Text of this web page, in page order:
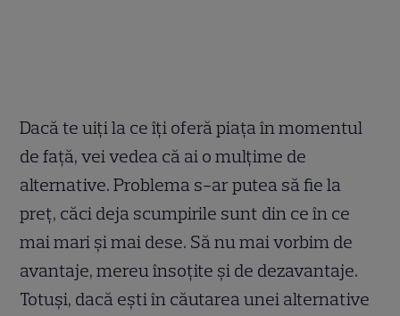
Dacă te uiți la ce îți oferă piața în momentul
de față, vei vedea că ai o mulțime de
alternative. Problema s-ar putea să fie la
preț, căci deja scumpirile sunt din ce în ce
mai mari și mai dese. Să nu mai vorbim de
avantaje, mereu însoțite și de dezavantaje.
Totuși, dacă ești în căutarea unei alternative